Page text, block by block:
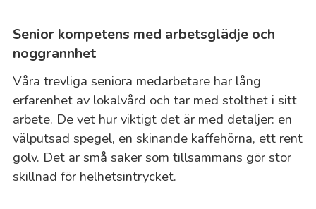
Senior kompetens med arbetsglädje och
noggrannhet
Våra trevliga seniora medarbetare har lång
erfarenhet av lokalvård och tar med stolthet i sitt
arbete. De vet hur viktigt det är med detaljer: en
välputsad spegel, en skinande kaffehörna, ett rent
golv. Det är små saker som tillsammans gör stor
skillnad för helhetsintrycket.